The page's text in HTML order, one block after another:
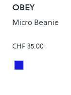
OBEY
Micro Beanie
CHF 35.00
Colour
ACADEMY NAVY